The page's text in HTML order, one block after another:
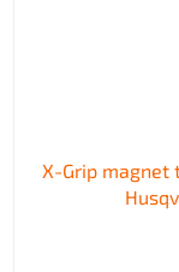
X-Grip magnet